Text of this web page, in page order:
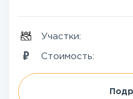
Участки:
Стоимость: